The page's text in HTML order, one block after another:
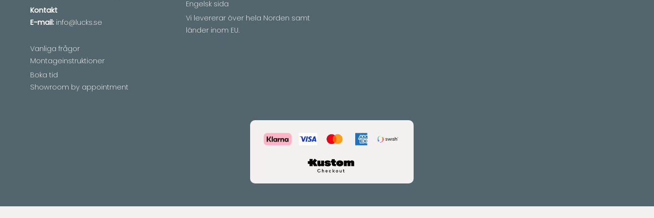
Kontakt
E-mail: info@lucks.se
Vanliga frågor
Montageinstruktioner
Boka tid
Showroom by appointment
Engelsk sida
Vi levererar över hela Norden samt
länder inom EU.